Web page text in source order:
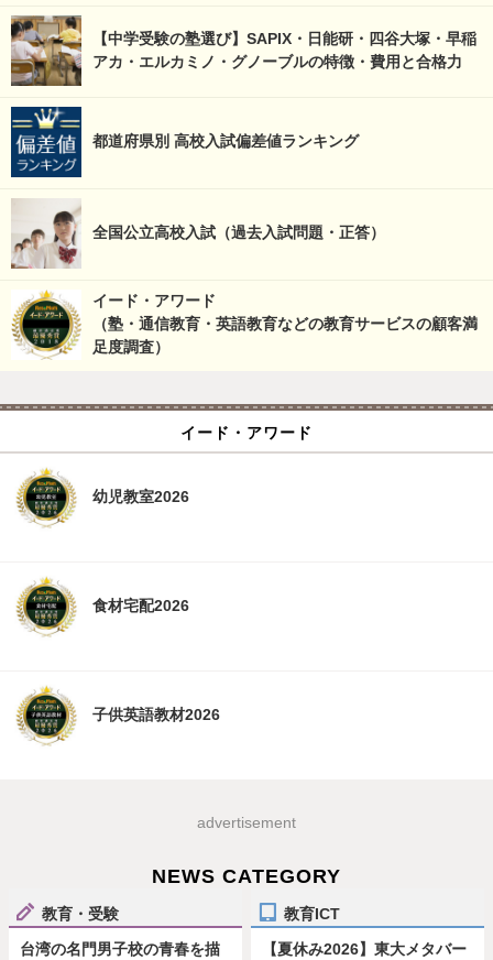
【中学受験の塾選び】SAPIX・日能研・四谷大塚・早稲
アカ・エルカミノ・グノーブルの特徴・費用と合格力
都道府県別 高校入試偏差値ランキング
全国公立高校入試（過去入試問題・正答）
イード・アワード
（塾・通信教育・英語教育などの教育サービスの顧客満
足度調査）
イード・アワード
幼児教室2026
食材宅配2026
子供英語教材2026
advertisement
NEWS CATEGORY
教育・受験
台湾の名門男子校の青春を描
教育ICT
【夏休み2026】東大メタバー